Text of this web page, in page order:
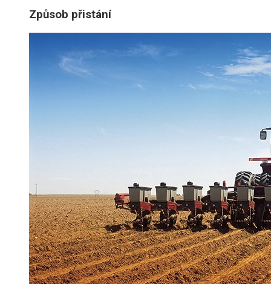
Způsob přistání